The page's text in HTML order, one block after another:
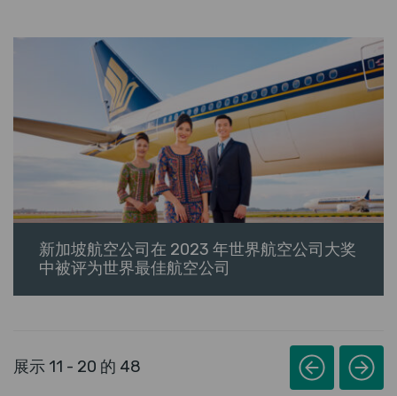
新加坡航空公司在 2023 年世界航空公司大奖
中被评为世界最佳航空公司
展示 11 - 20 的 48